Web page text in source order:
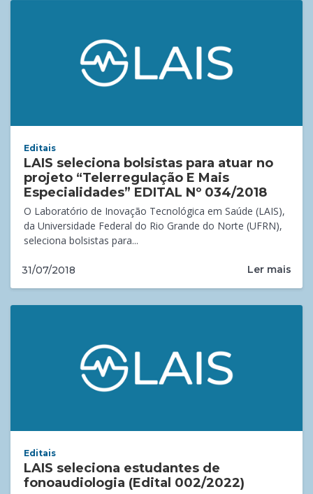
Editais
LAIS seleciona bolsistas para atuar no
projeto “Telerregulação E Mais
Especialidades” EDITAL Nº 034/2018
O Laboratório de Inovação Tecnológica em Saúde (LAIS),
da Universidade Federal do Rio Grande do Norte (UFRN),
seleciona bolsistas para...
31/07/2018 Ler mais
Editais
LAIS seleciona estudantes de
fonoaudiologia (Edital 002/2022)